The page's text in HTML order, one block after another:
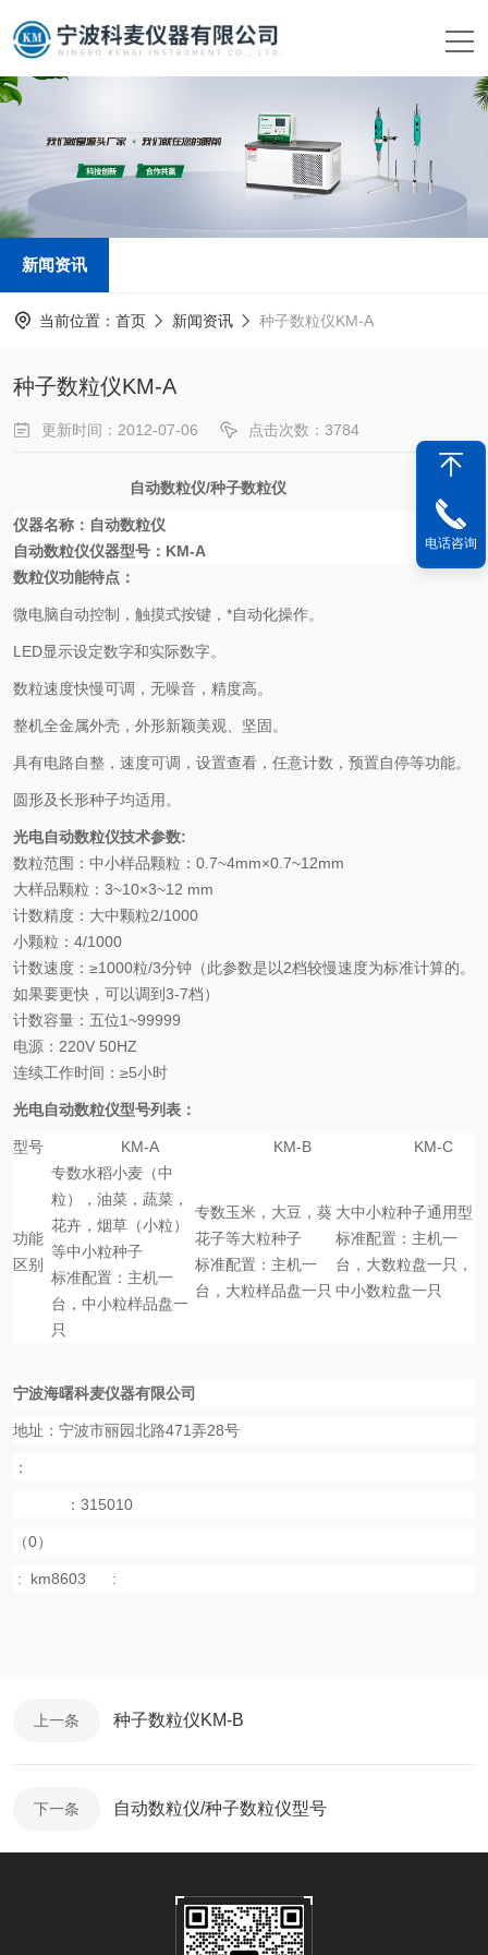
新闻资讯
当前位置： 首页 新闻资讯 种子数粒仪KM-A
种子数粒仪KM-A
更新时间：2012-07-06
点击次数：3784
自动数粒仪/种子数粒仪
仪器名称： 自动数粒仪
自动数粒仪仪器型号： KM-A
数粒仪功能特点：
微电脑自动控制，触摸式按键，*自动化操作。
LED显示设定数字和实际数字。
数粒速度快慢可调，无噪音，精度高。
整机全金属外壳，外形新颖美观、坚固。
具有电路自整，速度可调，设置查看，任意计数，预置自停等功能。
圆形及长形种子均适用。
光电自动数粒仪技术参数:
数粒范围：中小样品颗粒： 0.7~4mm×0.7~12mm
大样品颗粒： 3~10×3~12 mm
计数精度：大中颗粒2/1000
小颗粒： 4/1000
计数速度：≥1000粒/3分钟（此参数是以2档较慢速度为标准计算的。
如果要更快，可以调到 3-7档）
计数容量：五位1~99999
电源： 220V 50HZ
连续工作时间：≥5小时
光电自动数粒仪型号列表：
型号 KM-A KM-B KM-C
功能
区别
专数水稻小麦（中
粒），油菜，蔬菜，
花卉，烟草（小粒）
等中小粒种子
标准配置：主机一
台，中小粒样品盘一
只
专数玉米，大豆，葵
花子等大粒种子
标准配置：主机一
台，大粒样品盘一只
大中小粒种子通用型
标准配置：主机一
台，大数粒盘一只，
中小数粒盘一只
宁波海曙科麦仪器有限公司
地址：宁波市丽园北路471弄28号
：
： 315010
（0）
: km8603 :
上一条 种子数粒仪KM-B
下一条 自动数粒仪/种子数粒仪型号
电话咨询